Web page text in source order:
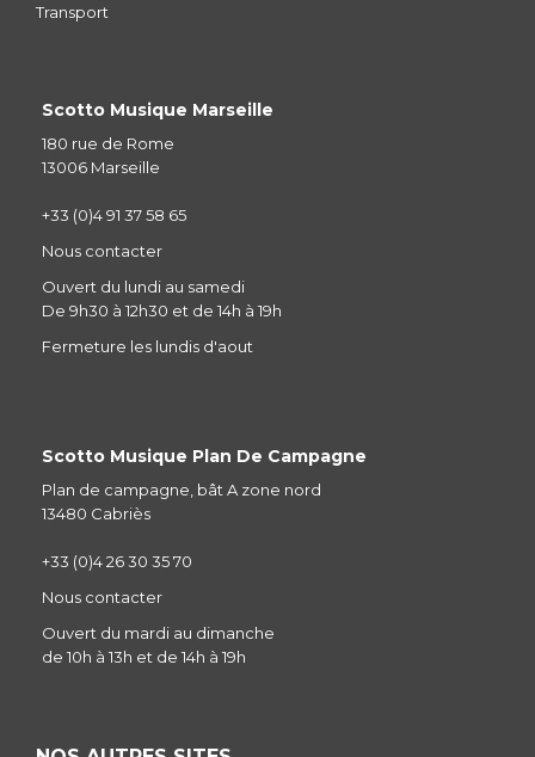
Transport
Scotto Musique Marseille
180 rue de Rome
13006 Marseille
+33 (0)4 91 37 58 65
Nous contacter
Ouvert du lundi au samedi
De 9h30 à 12h30 et de 14h à 19h
Fermeture les lundis d'aout
Scotto Musique Plan De Campagne
Plan de campagne, bât A zone nord
13480 Cabriès
+33 (0)4 26 30 35 70
Nous contacter
Ouvert du mardi au dimanche
de 10h à 13h et de 14h à 19h